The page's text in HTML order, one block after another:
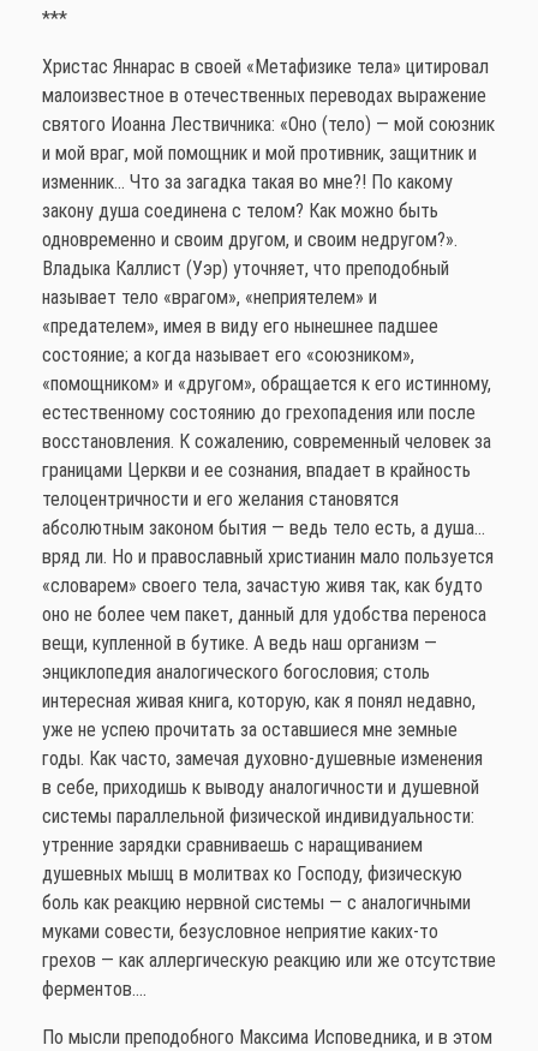
***
Христас Яннарас в своей «Метафизике тела» цитировал
малоизвестное в отечественных переводах выражение
святого Иоанна Лествичника: «Оно (тело) — мой союзник
и мой враг, мой помощник и мой противник, защитник и
изменник… Что за загадка такая во мне?! По какому
закону душа соединена с телом? Как можно быть
одновременно и своим другом, и своим недругом?».
Владыка Каллист (Уэр) уточняет, что преподобный
называет тело «врагом», «неприятелем» и
«предателем», имея в виду его нынешнее падшее
состояние; а когда называет его «союзником»,
«помощником» и «другом», обращается к его истинному,
естественному состоянию до грехопадения или после
восстановления. К сожалению, современный человек за
границами Церкви и ее сознания, впадает в крайность
телоцентричности и его желания становятся
абсолютным законом бытия — ведь тело есть, а душа…
вряд ли. Но и православный христианин мало пользуется
«словарем» своего тела, зачастую живя так, как будто
оно не более чем пакет, данный для удобства переноса
вещи, купленной в бутике. А ведь наш организм —
энциклопедия аналогического богословия; столь
интересная живая книга, которую, как я понял недавно,
уже не успею прочитать за оставшиеся мне земные
годы. Как часто, замечая духовно-душевные изменения
в себе, приходишь к выводу аналогичности и душевной
системы параллельной физической индивидуальности:
утренние зарядки сравниваешь с наращиванием
душевных мышц в молитвах ко Господу, физическую
боль как реакцию нервной системы — с аналогичными
муками совести, безусловное неприятие каких-то
грехов — как аллергическую реакцию или же отсутствие
ферментов….
По мысли преподобного Максима Исповедника, и в этом